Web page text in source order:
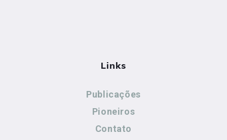
Links
Publicações
Pioneiros
Contato